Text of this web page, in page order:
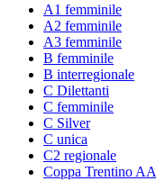
A1 femminile
A2 femminile
A3 femminile
B femminile
B interregionale
C Dilettanti
C femminile
C Silver
C unica
C2 regionale
Coppa Trentino AA